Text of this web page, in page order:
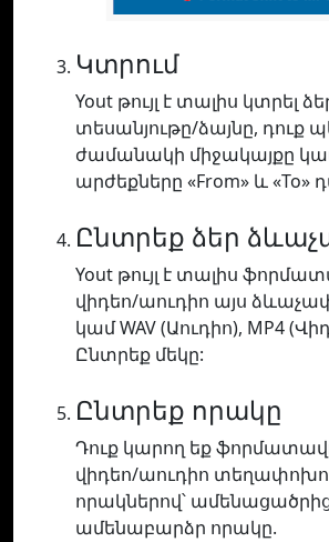
Կտրում
Yout թույլ է տալիս կտրել
տեսանյութը/ձայնը, դուք
ժամանակի միջակայքը
արժեքները «From» և «To»
Ընտրեք ձեր
Yout թույլ է տալիս
վիդեո/աուդիո այս
կամ WAV (Աուդիո), MP4
Ընտրեք մեկը:
Ընտրեք որակը
Դուք կարող եք
վիդեո/աուդիո
որակներով՝
ամենաբարձր որակը.